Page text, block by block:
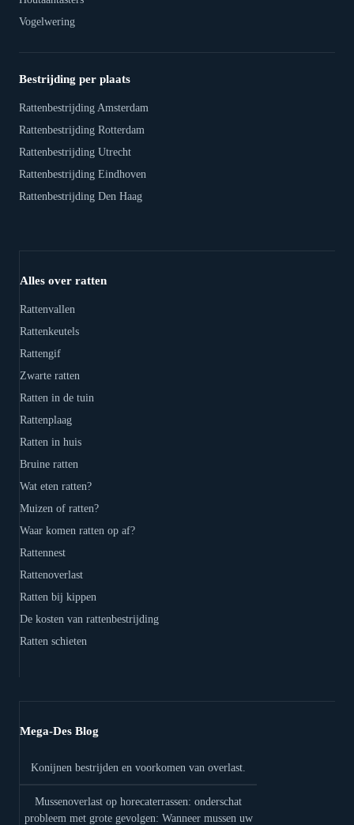
Vogelwering
Bestrijding per plaats
Rattenbestrijding Amsterdam
Rattenbestrijding Rotterdam
Rattenbestrijding Utrecht
Rattenbestrijding Eindhoven
Rattenbestrijding Den Haag
Alles over ratten
Rattenvallen
Rattenkeutels
Rattengif
Zwarte ratten
Ratten in de tuin
Rattenplaag
Ratten in huis
Bruine ratten
Wat eten ratten?
Muizen of ratten?
Waar komen ratten op af?
Rattennest
Rattenoverlast
Ratten bij kippen
De kosten van rattenbestrijding
Ratten schieten
Mega-Des Blog
Konijnen bestrijden en voorkomen van overlast.
Mussenoverlast op horecaterrassen: onderschat
probleem met grote gevolgen: Wanneer mussen uw